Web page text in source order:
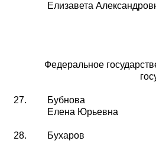
Елизавета
Федеральное
27.
Бубнова
Елена Юрьевна
28.
Бухаров